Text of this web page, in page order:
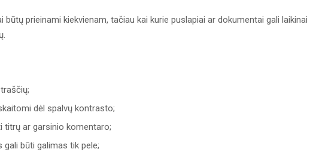
būtų prieinami kiekvienam, tačiau kai kurie puslapiai ar dokumentai gali laikinai
dėl spalvų kontrasto;
titrų ar garsinio komentaro;
būti galimas tik pele;